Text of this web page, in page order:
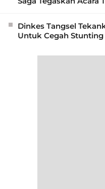
Dinkes Tangsel
Untuk Cegah Stunting